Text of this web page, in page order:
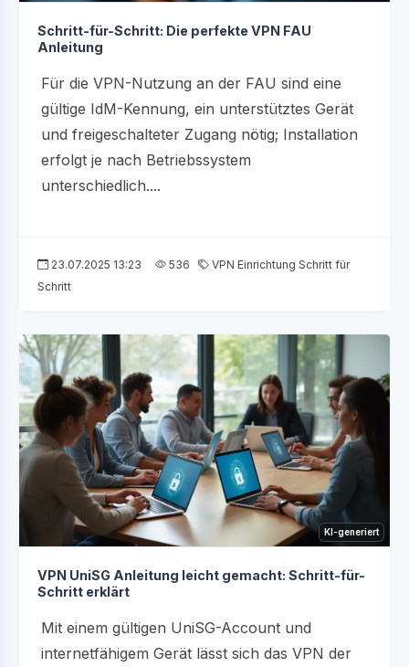
Schritt-für-Schritt: Die perfekte VPN FAU
Anleitung
Für die VPN-Nutzung an der FAU sind eine
gültige IdM-Kennung, ein unterstütztes Gerät
und freigeschalteter Zugang nötig; Installation
erfolgt je nach Betriebssystem
unterschiedlich....
23.07.2025 13:23 536
VPN Einrichtung Schritt für
Schritt
KI-generiert
VPN UniSG Anleitung leicht gemacht: Schritt-für-
Schritt erklärt
Mit einem gültigen UniSG-Account und
internetfähigem Gerät lässt sich das VPN der